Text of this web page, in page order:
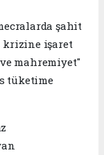
şahit
krizine işaret
mahremiyet"
tüketime